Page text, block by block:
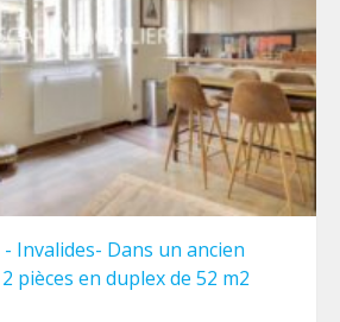
- Invalides- Dans un ancien
pièces en duplex de 52 m2